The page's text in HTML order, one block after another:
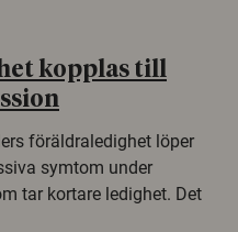
kopplas till
föräldraledighet löper
symtom under
tar kortare ledighet. Det